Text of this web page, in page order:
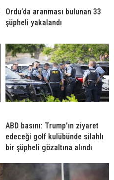
Ordu’da aranması bulunan 33
şüpheli yakalandı
ABD basını: Trump’ın ziyaret
edeceği golf kulübünde silahlı
bir şüpheli gözaltına alındı